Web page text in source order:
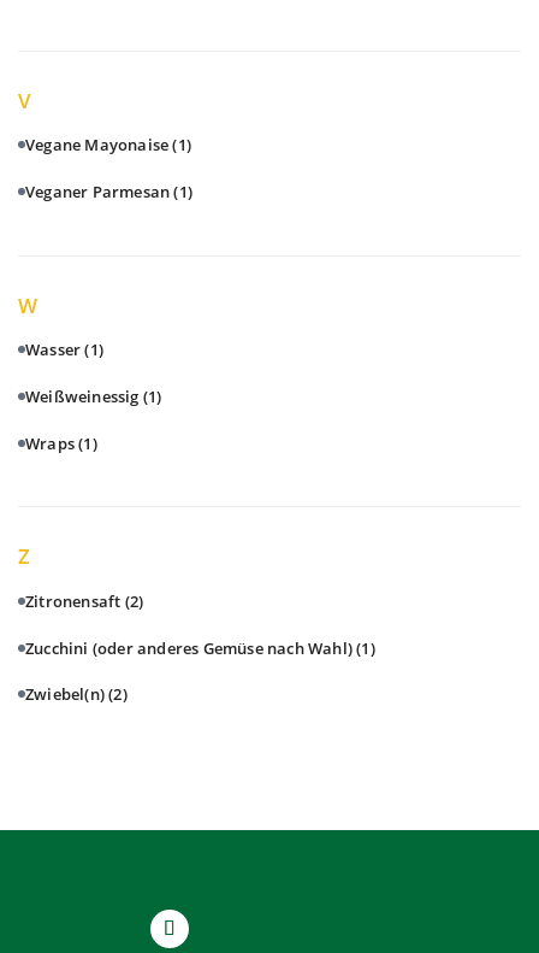
V
Vegane Mayonaise(1)
Veganer Parmesan(1)
W
Wasser(1)
Weißweinessig (1)
Wraps(1)
Z
Zitronensaft (2)
Zucchini (oder anderes Gemüse nach Wahl)(1)
Zwiebel(n)(2)